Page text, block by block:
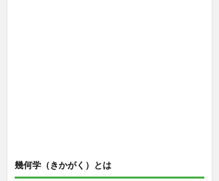
幾何学（きかがく）とは